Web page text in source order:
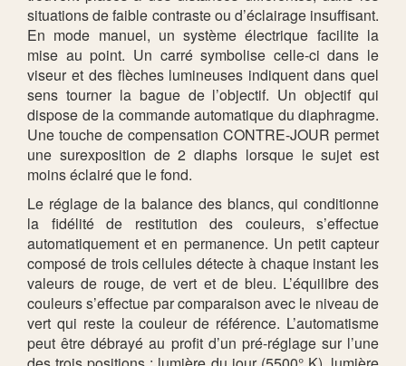
situations de faible contraste ou d’éclairage insuffisant.
En mode manuel, un système électrique facilite la
mise au point. Un carré symbolise celle-ci dans le
viseur et des flèches lumineuses indiquent dans quel
sens tourner la bague de l’objectif. Un objectif qui
dispose de la commande automatique du diaphragme.
Une touche de compensation CONTRE-JOUR permet
une surexposition de 2 diaphs lorsque le sujet est
moins éclairé que le fond.
Le réglage de la balance des blancs, qui conditionne
la fidélité de restitution des couleurs, s’effectue
automatiquement et en permanence. Un petit capteur
composé de trois cellules détecte à chaque instant les
valeurs de rouge, de vert et de bleu. L’équilibre des
couleurs s’effectue par comparaison avec le niveau de
vert qui reste la couleur de référence. L’automatisme
peut être débrayé au profit d’un pré-réglage sur l’une